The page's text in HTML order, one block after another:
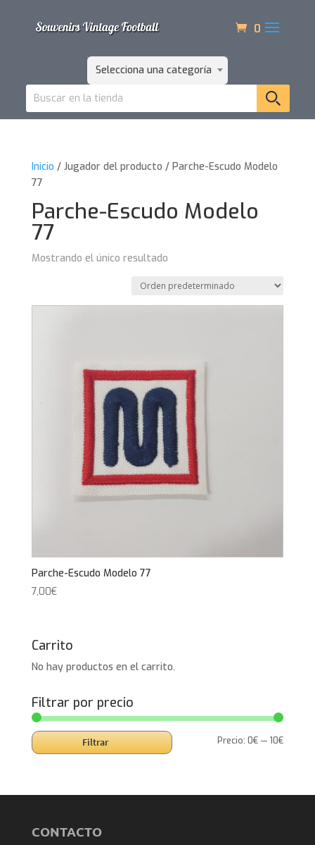
0
Selecciona una categoría
Inicio / Jugador del producto / Parche-Escudo Modelo
77
Parche-Escudo Modelo
77
Mostrando el único resultado
Parche-Escudo Modelo 77
7,00€
Carrito
No hay productos en el carrito.
Filtrar por precio
Precio
Precio
Filtrar Precio:0€ —10€
CONTACTO